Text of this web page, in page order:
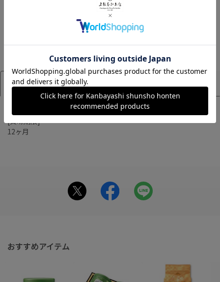
カートに入れる
アイテム詳細
[賞味期限]
12ヶ月
おすすめアイテム